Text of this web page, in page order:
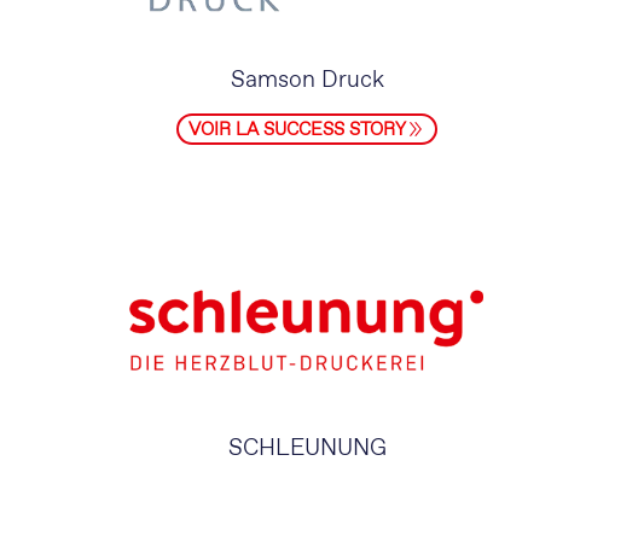
Samson Druck
VOIR LA SUCCESS STORY
SCHLEUNUNG